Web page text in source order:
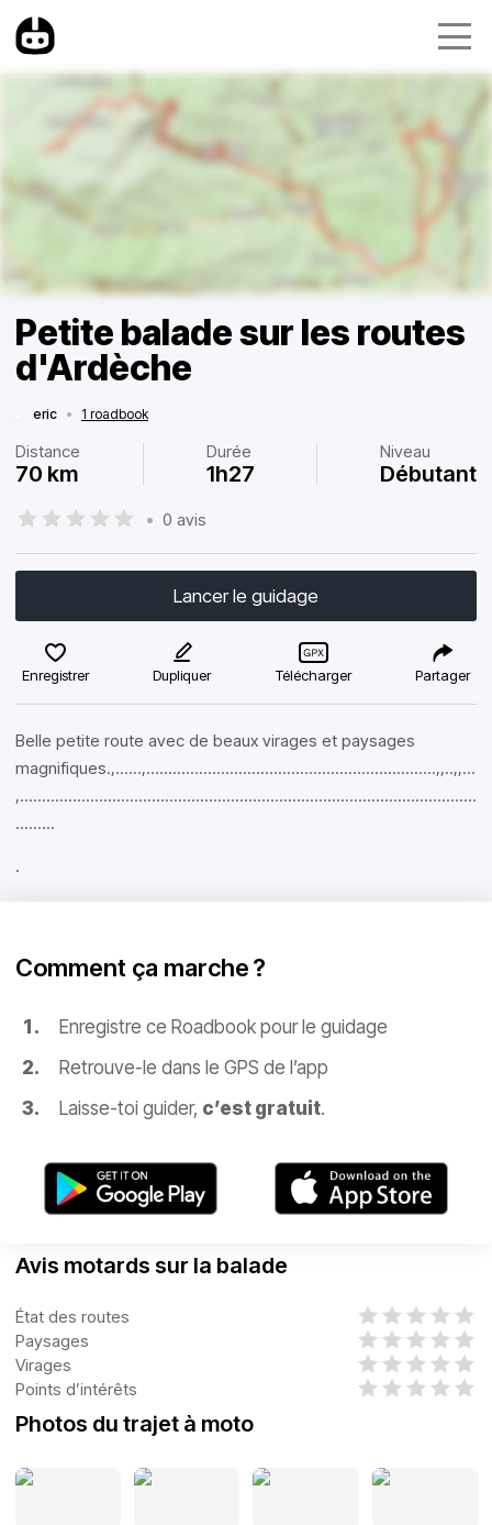
Petite balade sur les routes
d'Ardèche
eric • 1 roadbook
Distance
70 km
Durée
1h27
Niveau
Débutant
• 0 avis
Lancer le guidage
Enregistrer Dupliquer Télécharger Partager
Belle petite route avec de beaux virages et paysages
magnifiques.,......,..................................................................,,..,,...
,........................................................................................................
.........
.
Comment ça marche ?
Enregistre ce Roadbook pour le guidage
Retrouve-le dans le GPS de l’app
Laisse-toi guider, c’est gratuit.
Avis motards sur la balade
État des routes
Paysages
Virages
Points d’intérêts
Photos du trajet à moto